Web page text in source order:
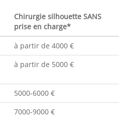
Chirurgie silhouette SANS
prise en charge*
à partir de 4000 €
à partir de 5000 €
5000-6000 €
7000-9000 €